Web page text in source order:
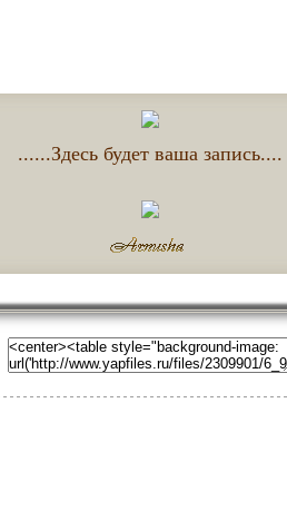
......Здесь будет ваша запись....